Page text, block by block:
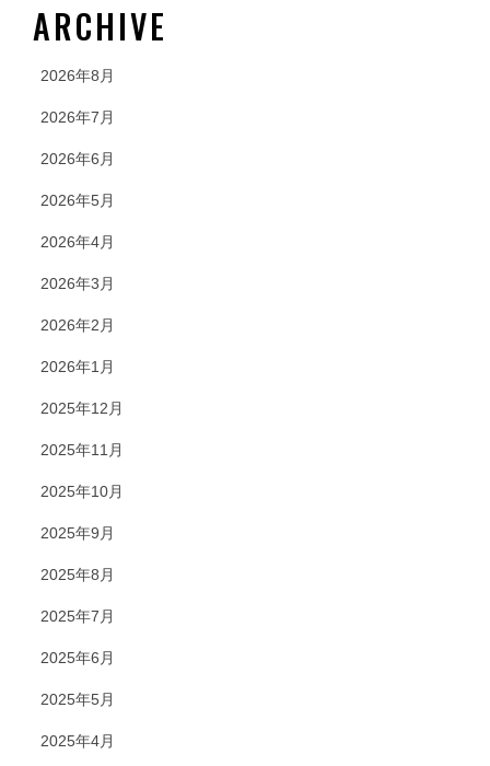
ARCHIVE
2026年8月
2026年7月
2026年6月
2026年5月
2026年4月
2026年3月
2026年2月
2026年1月
2025年12月
2025年11月
2025年10月
2025年9月
2025年8月
2025年7月
2025年6月
2025年5月
2025年4月